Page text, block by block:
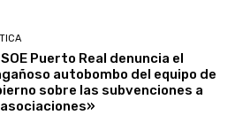
Puerto Real denuncia el
autobombo del equipo de
sobre las subvenciones a